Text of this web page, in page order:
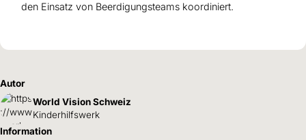
den Einsatz von Beerdigungsteams koordiniert.
Autor
World Vision Schweiz
Kinderhilfswerk
Information